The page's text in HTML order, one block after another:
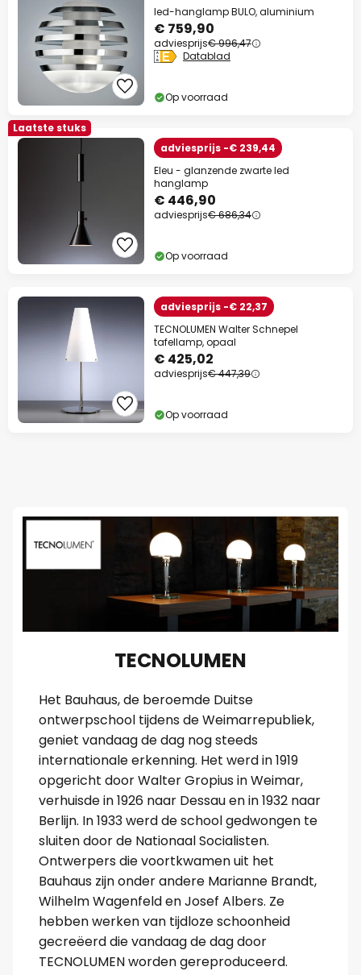
led-hanglamp BULO, aluminium
€ 759,90
adviesprijs€ 996,47
Datablad
Op voorraad
Laatste stuks
adviesprijs -€ 239,44
Eleu - glanzende zwarte led
hanglamp
€ 446,90
adviesprijs€ 686,34
Op voorraad
adviesprijs -€ 22,37
TECNOLUMEN Walter Schnepel
tafellamp, opaal
€ 425,02
adviesprijs€ 447,39
Op voorraad
TECNOLUMEN
Het Bauhaus, de beroemde Duitse
ontwerpschool tijdens de Weimarrepubliek,
geniet vandaag de dag nog steeds
internationale erkenning. Het werd in 1919
opgericht door Walter Gropius in Weimar,
verhuisde in 1926 naar Dessau en in 1932 naar
Berlijn. In 1933 werd de school gedwongen te
sluiten door de Nationaal Socialisten.
Ontwerpers die voortkwamen uit het
Bauhaus zijn onder andere Marianne Brandt,
Wilhelm Wagenfeld en Josef Albers. Ze
hebben werken van tijdloze schoonheid
gecreëerd die vandaag de dag door
TECNOLUMEN worden gereproduceerd.